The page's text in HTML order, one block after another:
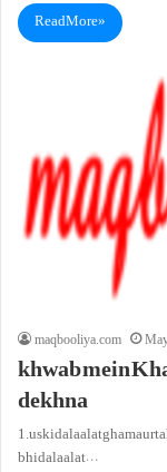
Read More »
maqbooliya.com
khwab mein
dekhna
1. us ki dalaalat gham aur
bhi dalaalat…